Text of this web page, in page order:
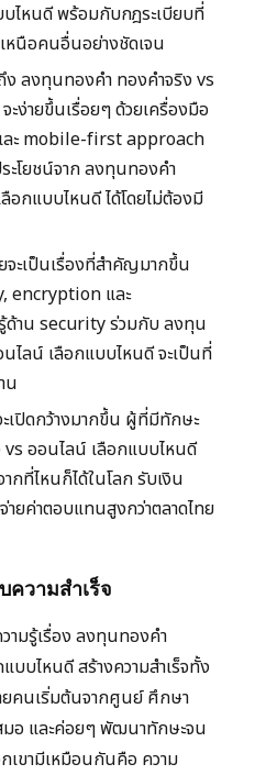
ไหนดี พร้อมกับกฎระเบียบที่
หนือคนอื่นอย่างชัดเจน
ง ลงทุนทองคำ ทองคำจริง vs
ง่ายขึ้นเรื่อยๆ ด้วยเครื่องมือ
ะ mobile-first approach
ะโยชน์จาก ลงทุนทองคำ
อกแบบไหนดี ได้โดยไม่ต้องมี
จะเป็นเรื่องที่สำคัญมากขึ้น
encryption และ
าน security ร่วมกับ ลงทุน
ไลน์ เลือกแบบไหนดี จะเป็นที่
น
ะเปิดกว้างมากขึ้น ผู้ที่มีทักษะ
ออนไลน์ เลือกแบบไหนดี
กที่ไหนก็ได้ในโลก รับเงิน
ยค่าตอบแทนสูงกว่าตลาดไทย
วามสำเร็จ
ามรู้เรื่อง ลงทุนทองคำ
บบไหนดี สร้างความสำเร็จทั้ง
ยคนเริ่มต้นจากศูนย์ ศึกษา
มอ และค่อยๆ พัฒนาทักษะจน
เขามีเหมือนกันคือ ความ